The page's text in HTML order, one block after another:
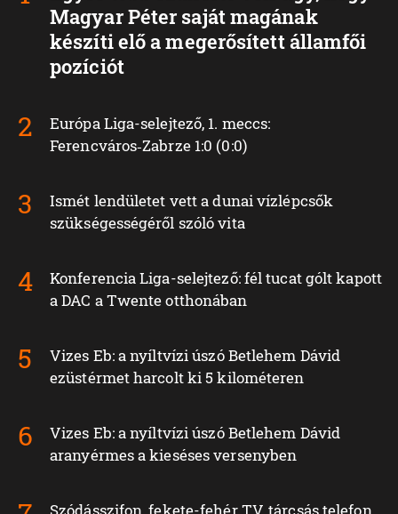
Magyar Péter saját magának
készíti elő a megerősített államfői
pozíciót
Európa Liga-selejtező, 1. meccs:
Ferencváros‑Zabrze 1:0 (0:0)
Ismét lendületet vett a dunai vízlépcsők
szükségességéről szóló vita
Konferencia Liga-selejtező: fél tucat gólt kapott
a DAC a Twente otthonában
Vizes Eb: a nyíltvízi úszó Betlehem Dávid
ezüstérmet harcolt ki 5 kilométeren
Vizes Eb: a nyíltvízi úszó Betlehem Dávid
aranyérmes a kieséses versenyben